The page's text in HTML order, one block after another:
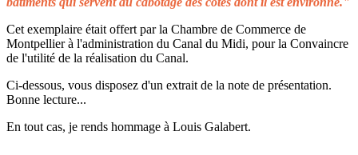
Cet exemplaire était offert par la Chambre de Commerce de
Montpellier à l'administration du Canal du Midi, pour la Convaincre
de l'utilité de la réalisation du Canal.
Ci-dessous, vous disposez d'un extrait de la note de présentation.
Bonne lecture...
En tout cas, je rends hommage à Louis Galabert.